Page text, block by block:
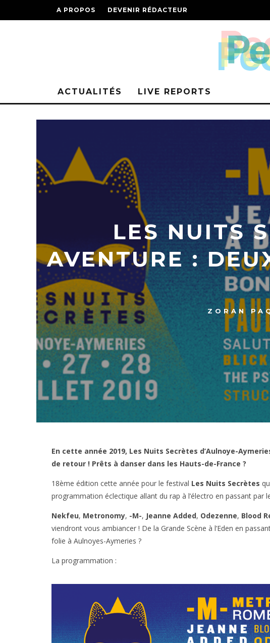
A PROPOS DEVENIR RÉDACTEUR
ACTUALITÉS LIVE REPORTS
LES NUITS
AVENTURE :
ZORAN
En cette année 2019, Les Nuits Secrètes d’Aulnoye-
de retour ! Prêts à danser dans les Hauts-de-France ?
18ème édition cette année pour le festival Les Nuits Secrètes
programmation éclectique allant du rap à l’électro en passant par
Nekfeu, Metronomy, -M-, Jeanne Added, Odezenne, Blood
viendront vous ambiancer ! De la Grande Scène à l’Eden en
folie à Aulnoyes-Aymeries ?
La programmation :